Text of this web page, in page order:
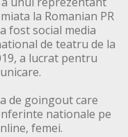
la Romanian PR
fost social media
de teatru de la
a lucrat pentru
de goingout care
nationale pe
femei.